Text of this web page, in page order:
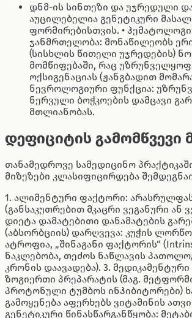
დნმ-ის სინთეზი და უჯრედული
აუცილებელია გენეტიკური
ფორმირებისთვის. •
ჯანმრთელობა: მონაწილეობს
(სისხლის წითელი უჯრედების)
მომწიფებაში, რაც
ოქსიგენაციას (ჟანგბადით
ნევროლოგიური ფუნქცია:
ნერვული ბოჭკოების დამცავი
მთლიანობას.
დეფიციტის გამომწვევი
თანამედროვე სამედიცინო
მიზეზები კლასიფიცირდება
1. ალიმენტური ფაქტორი:
(განსაკუთრებით მკაცრი ვეგანური ან
დიეტა დამატებითი დანამატების
(აბსორბციის) დარღვევა: კუჭის
ატროფია, „შინაგანი ფაქტორის“
ნაკლებობა, თეძოს ნაწლავის
კრონის დაავადება). 3.
ზოგიერთი პრეპარატის (მაგ.
პროტონული ტუმბოს ინჰიბიტორები)
გამოყენება აფერხებს ვიტამინის
გენეტიკური წინასწარგანწყობა: